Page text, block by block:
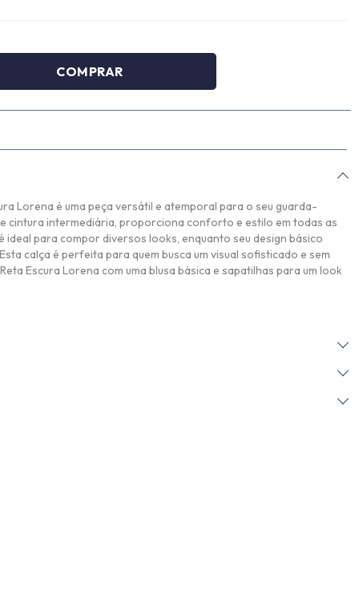
Lorena é uma peça versátil e atemporal para o seu guarda-
cintura intermediária, proporciona conforto e estilo em todas as
ideal para compor diversos looks, enquanto seu design básico
calça é perfeita para quem busca um visual sofisticado e sem
Escura Lorena com uma blusa básica e sapatilhas para um look